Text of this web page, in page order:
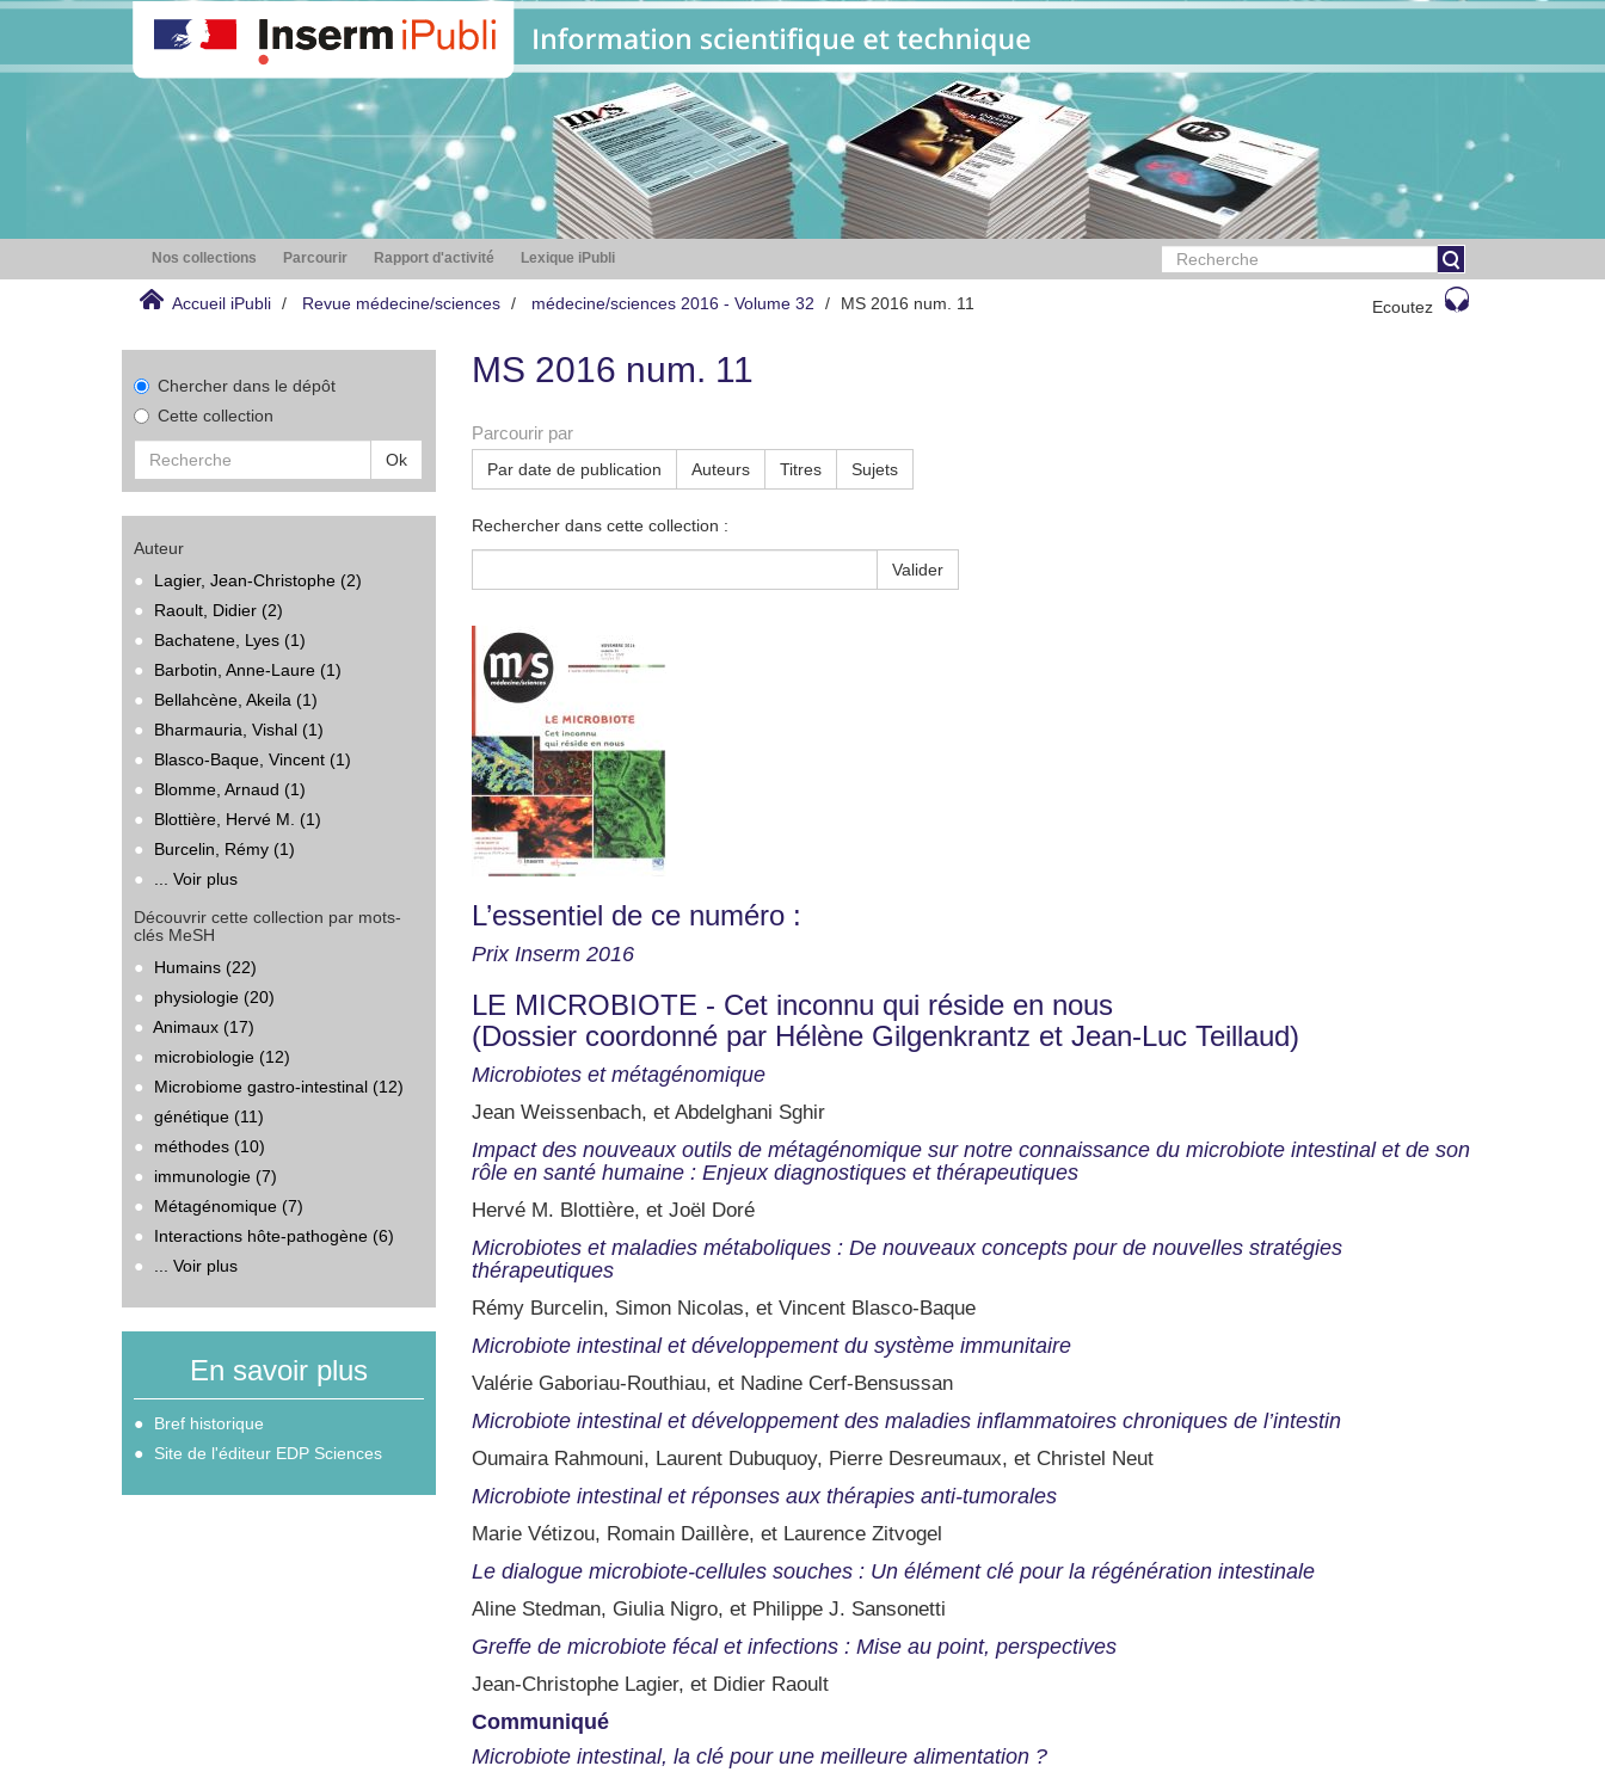
Nos collections Parcourir Rapport d'activité Lexique iPubli
Accueil iPubli Revue médecine/sciences médecine/sciences 2016 - Volume 32 MS 2016 num. 11 Ecoutez
Chercher dans le dépôt
Cette collection
Ok
Auteur
Lagier, Jean-Christophe (2)
Raoult, Didier (2)
Bachatene, Lyes (1)
Barbotin, Anne-Laure (1)
Bellahcène, Akeila (1)
Bharmauria, Vishal (1)
Blasco-Baque, Vincent (1)
Blomme, Arnaud (1)
Blottière, Hervé M. (1)
Burcelin, Rémy (1)
... Voir plus
Découvrir cette collection par mots-
clés MeSH
Humains (22)
physiologie (20)
Animaux (17)
microbiologie (12)
Microbiome gastro-intestinal (12)
génétique (11)
méthodes (10)
immunologie (7)
Métagénomique (7)
Interactions hôte-pathogène (6)
... Voir plus
En savoir plus
Bref historique
Site de l'éditeur EDP Sciences
MS 2016 num. 11
Parcourir par
Par date de publication Auteurs Titres Sujets
Rechercher dans cette collection :
Valider
L’essentiel de ce numéro :
Prix Inserm 2016
LE MICROBIOTE - Cet inconnu qui réside en nous
(Dossier coordonné par Hélène Gilgenkrantz et Jean-Luc Teillaud)
Microbiotes et métagénomique
Jean Weissenbach, et Abdelghani Sghir
Impact des nouveaux outils de métagénomique sur notre connaissance du microbiote intestinal et de son
rôle en santé humaine : Enjeux diagnostiques et thérapeutiques
Hervé M. Blottière, et Joël Doré
Microbiotes et maladies métaboliques : De nouveaux concepts pour de nouvelles stratégies
thérapeutiques
Rémy Burcelin, Simon Nicolas, et Vincent Blasco-Baque
Microbiote intestinal et développement du système immunitaire
Valérie Gaboriau-Routhiau, et Nadine Cerf-Bensussan
Microbiote intestinal et développement des maladies inflammatoires chroniques de l’intestin
Oumaira Rahmouni, Laurent Dubuquoy, Pierre Desreumaux, et Christel Neut
Microbiote intestinal et réponses aux thérapies anti-tumorales
Marie Vétizou, Romain Daillère, et Laurence Zitvogel
Le dialogue microbiote-cellules souches : Un élément clé pour la régénération intestinale
Aline Stedman, Giulia Nigro, et Philippe J. Sansonetti
Greffe de microbiote fécal et infections : Mise au point, perspectives
Jean-Christophe Lagier, et Didier Raoult
Communiqué
Microbiote intestinal, la clé pour une meilleure alimentation ?